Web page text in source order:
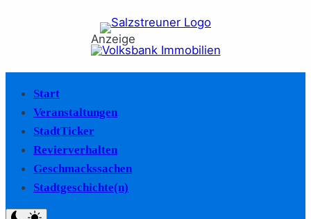
Anzeige
Start
Veranstaltungen
StadtTicker
Revierverhalten
Geschmackssachen
Stadtgeschichte(n)